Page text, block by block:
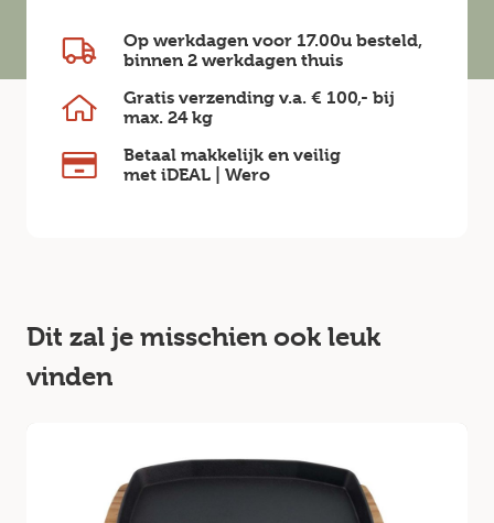
Op werkdagen voor 17.00u besteld,
binnen 2 werkdagen thuis
Gratis verzending v.a. € 100,- bij
max. 24 kg
Betaal makkelijk en veilig
met iDEAL | Wero
Dit zal je misschien ook leuk
vinden